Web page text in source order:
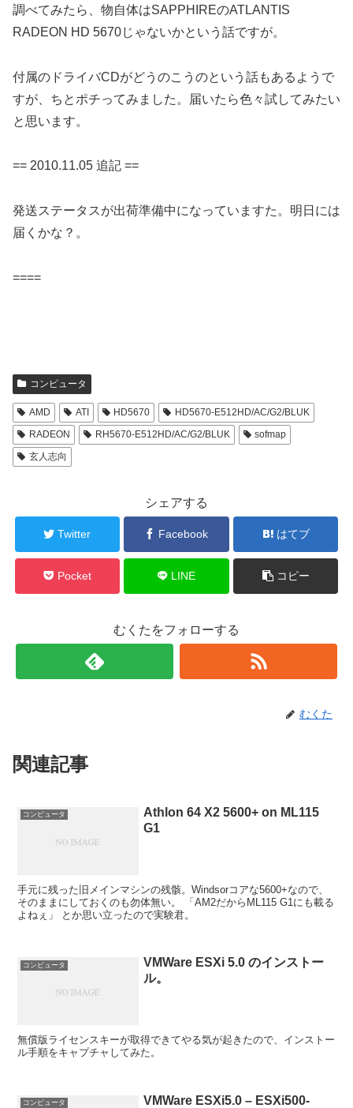
調べてみたら、物自体はSAPPHIREのATLANTIS
RADEON HD 5670じゃないかという話ですが。
付属のドライバCDがどうのこうのという話もあるようで
すが、ちとポチってみました。届いたら色々試してみたい
と思います。
== 2010.11.05 追記 ==
発送ステータスが出荷準備中になっていますた。明日には
届くかな？。
====
コンピュータ
AMD ATI HD5670
HD5670-E512HD/AC/G2/BLUK
RADEON
RH5670-E512HD/AC/G2/BLUK
sofmap
玄人志向
シェアする
Twitter Facebook はてブ
Pocket LINE コピー
むくたをフォローする
むくた
関連記事
コンピュータ
Athlon 64 X2 5600+ on ML115
G1
手元に残った旧メインマシンの残骸。Windsorコアな5600+なので、
そのままにしておくのも勿体無い。 「AM2だからML115 G1にも載る
よねぇ」 とか思い立ったので実験君。
コンピュータ
VMWare ESXi 5.0 のインストー
ル。
無償版ライセンスキーが取得できてやる気が起きたので、インストー
ル手順をキャプチャしてみた。
コンピュータ
VMWare ESXi5.0 – ESXi500-